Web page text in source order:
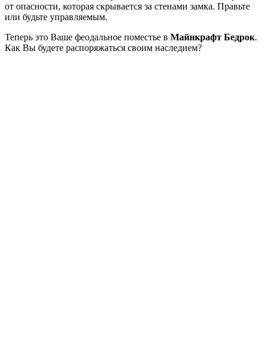
от опасности, которая скрывается за стенами замка. Правьте
или будьте управляемым.
Теперь это Ваше феодальное поместье в Майнкрафт Бедрок.
Как Вы будете распоряжаться своим наследием?